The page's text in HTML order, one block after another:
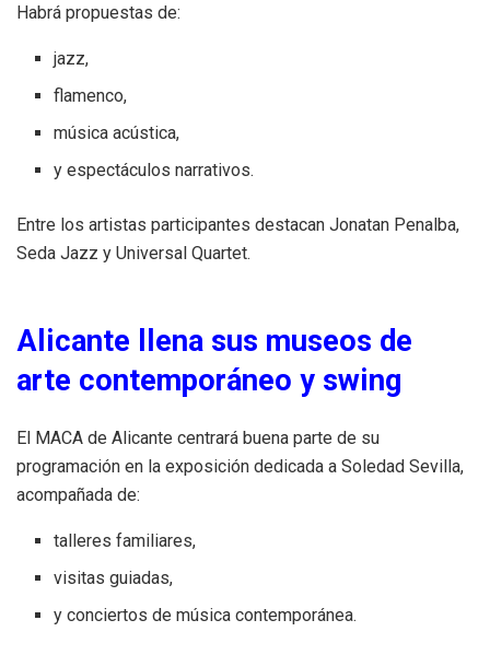
Habrá propuestas de:
jazz,
flamenco,
música acústica,
y espectáculos narrativos.
Entre los artistas participantes destacan Jonatan Penalba,
Seda Jazz y Universal Quartet.
Alicante llena sus museos de
arte contemporáneo y swing
El MACA de Alicante centrará buena parte de su
programación en la exposición dedicada a Soledad Sevilla,
acompañada de:
talleres familiares,
visitas guiadas,
y conciertos de música contemporánea.